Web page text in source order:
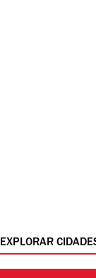
EXPLORAR